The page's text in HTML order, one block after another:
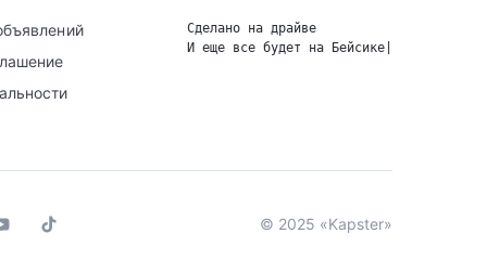
Сделано на драйве
И еще все будет на Бейсике
© 2025 «Kapster»